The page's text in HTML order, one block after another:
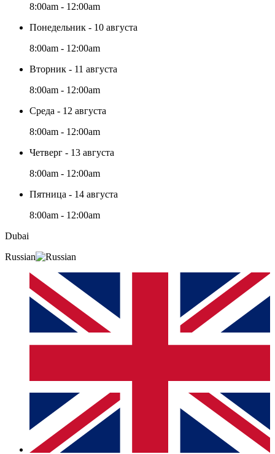
8:00am - 12:00am
Понедельник - 10 августа
8:00am - 12:00am
Вторник - 11 августа
8:00am - 12:00am
Среда - 12 августа
8:00am - 12:00am
Четверг - 13 августа
8:00am - 12:00am
Пятница - 14 августа
8:00am - 12:00am
Dubai
Russian